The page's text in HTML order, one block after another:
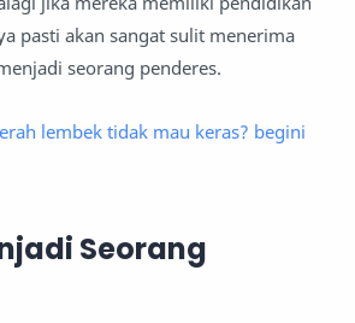
pasti akan sangat sulit menerima
seorang penderes.
lembek tidak mau keras? begini
Seorang